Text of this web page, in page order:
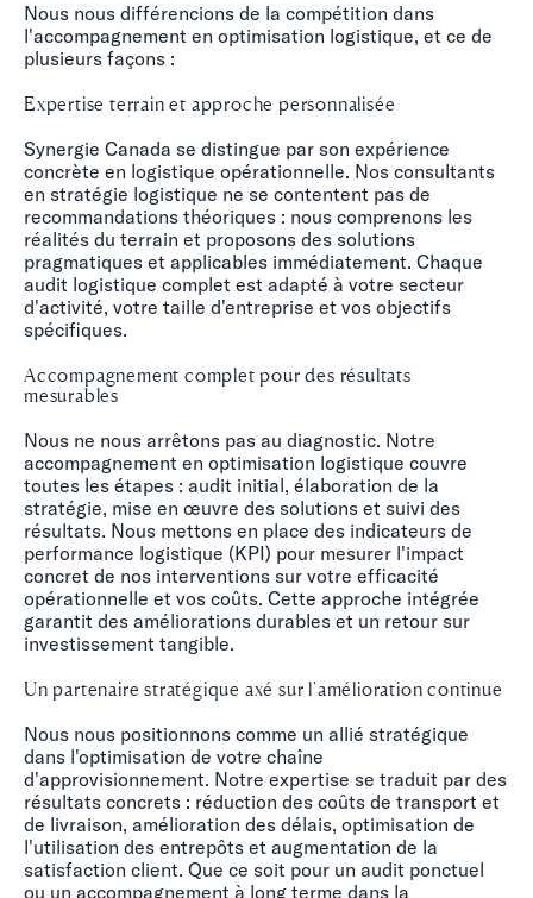
Nous nous différencions de la compétition dans
l'accompagnement en optimisation logistique, et ce de
plusieurs façons :
Expertise terrain et approche personnalisée
Synergie Canada se distingue par son expérience
concrète en logistique opérationnelle. Nos consultants
en stratégie logistique ne se contentent pas de
recommandations théoriques : nous comprenons les
réalités du terrain et proposons des solutions
pragmatiques et applicables immédiatement. Chaque
audit logistique complet est adapté à votre secteur
d'activité, votre taille d'entreprise et vos objectifs
spécifiques.
Accompagnement complet pour des résultats
mesurables
Nous ne nous arrêtons pas au diagnostic. Notre
accompagnement en optimisation logistique couvre
toutes les étapes : audit initial, élaboration de la
stratégie, mise en œuvre des solutions et suivi des
résultats. Nous mettons en place des indicateurs de
performance logistique (KPI) pour mesurer l'impact
concret de nos interventions sur votre efficacité
opérationnelle et vos coûts. Cette approche intégrée
garantit des améliorations durables et un retour sur
investissement tangible.
Un partenaire stratégique axé sur l'amélioration continue
Nous nous positionnons comme un allié stratégique
dans l'optimisation de votre chaîne
d'approvisionnement. Notre expertise se traduit par des
résultats concrets : réduction des coûts de transport et
de livraison, amélioration des délais, optimisation de
l'utilisation des entrepôts et augmentation de la
satisfaction client. Que ce soit pour un audit ponctuel
ou un accompagnement à long terme dans la